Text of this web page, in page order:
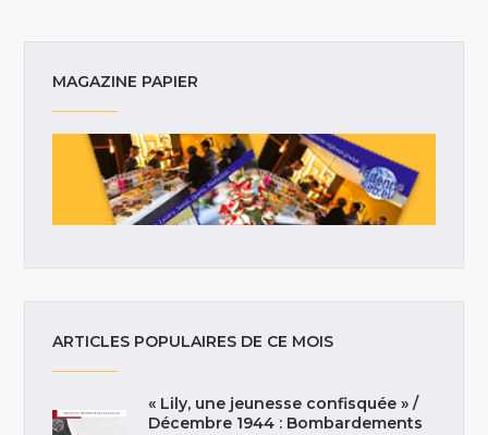
MAGAZINE PAPIER
ARTICLES POPULAIRES DE CE MOIS
« Lily, une jeunesse confisquée » /
Décembre 1944 : Bombardements